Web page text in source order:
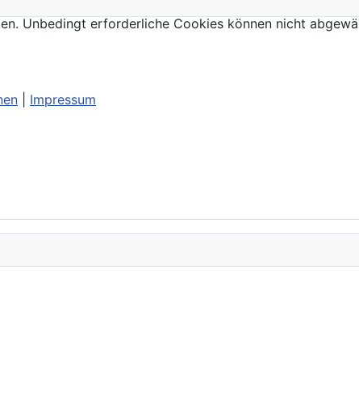
Unbedingt erforderliche Cookies können nicht
Impressum